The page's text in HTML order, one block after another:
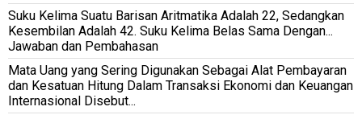
Suku Kelima Suatu Barisan Aritmatika Adalah 22, Sedangkan
Kesembilan Adalah 42. Suku Kelima Belas Sama Dengan...
Jawaban dan Pembahasan
Mata Uang yang Sering Digunakan Sebagai Alat Pembayaran
dan Kesatuan Hitung Dalam Transaksi Ekonomi dan Keuangan
Internasional Disebut...